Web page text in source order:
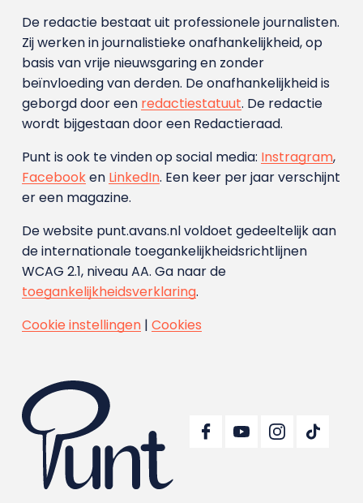
De redactie bestaat uit professionele journalisten.
Zij werken in journalistieke onafhankelijkheid, op
basis van vrije nieuwsgaring en zonder
beïnvloeding van derden. De onafhankelijkheid is
geborgd door een redactiestatuut. De redactie
wordt bijgestaan door een Redactieraad.
Punt is ook te vinden op social media: Instragram,
Facebooken LinkedIn. Een keer per jaar verschijnt
er een magazine.
De website punt.avans.nl voldoet gedeeltelijk aan
de internationale toegankelijkheidsrichtlijnen
WCAG 2.1, niveau AA. Ga naar de
toegankelijkheidsverklaring.
Cookie instellingen| Cookies